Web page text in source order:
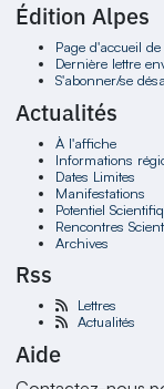
Édition Alpes
Page d'accueil
Dernière lettre
S'abonner/se
Actualités
À l'affiche
Informations
Dates Limites
Manifestations
Potentiel
Rencontres
Archives
Rss
Lettres
Actualités
Aide